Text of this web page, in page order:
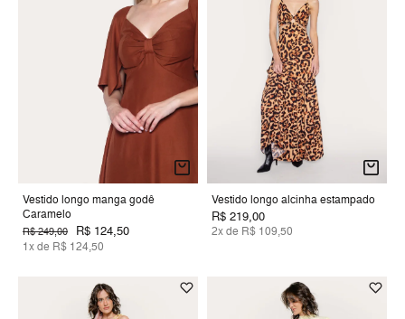
Vestido longo manga godê
Caramelo
R$ 249,00 R$ 124,50
1x de R$ 124,50
Vestido longo alcinha estampado
R$ 219,00
2x de R$ 109,50